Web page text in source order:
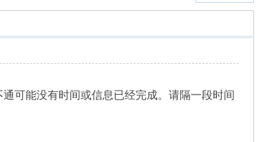
可能没有时间或信息已经完成。请隔一段时间